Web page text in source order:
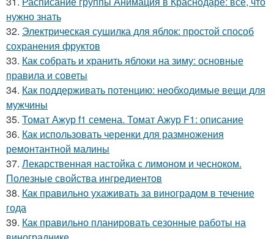
нужно знать
32. Электрическая сушилка для яблок: простой способ
сохранения фруктов
33. Как собрать и хранить яблоки на зиму: основные
правила и советы
34. Как поддерживать потенцию: необходимые вещи для
мужчины
35. Томат Ажур f1 семена. Томат Ажур F1: описание
36. Как использовать черенки для размножения
ремонтантной малины
37. Лекарственная настойка с лимоном и чесноком.
Полезные свойства ингредиентов
38. Как правильно ухаживать за виноградом в течение
года
39. Как правильно планировать сезонные работы на